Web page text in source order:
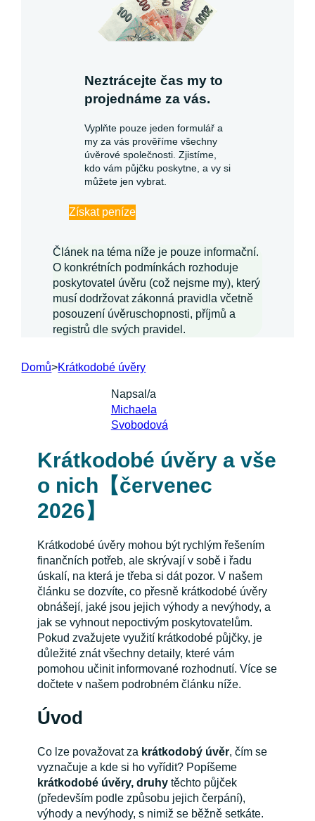
Neztrácejte čas my to
projednáme za vás.
Vyplňte pouze jeden formulář a
my za vás prověříme všechny
úvěrové společnosti. Zjistíme,
kdo vám půjčku poskytne, a vy si
můžete jen vybrat.
Získat peníze
Článek na téma níže je pouze informační.
O konkrétních podmínkách rozhoduje
poskytovatel úvěru (což nejsme my), který
musí dodržovat zákonná pravidla včetně
posouzení úvěruschopnosti, příjmů a
registrů dle svých pravidel.
Domů>Krátkodobé úvěry
Napsal/a
Michaela
Svobodová
Krátkodobé úvěry a vše
o nich【červenec
2026】
Krátkodobé úvěry mohou být rychlým řešením
finančních potřeb, ale skrývají v sobě i řadu
úskalí, na která je třeba si dát pozor. V našem
článku se dozvíte, co přesně krátkodobé úvěry
obnášejí, jaké jsou jejich výhody a nevýhody, a
jak se vyhnout nepoctivým poskytovatelům.
Pokud zvažujete využití krátkodobé půjčky, je
důležité znát všechny detaily, které vám
pomohou učinit informované rozhodnutí. Více se
dočtete v našem podrobném článku níže.
Úvod
Co lze považovat za krátkodobý úvěr, čím se
vyznačuje a kde si ho vyřídit? Popíšeme
krátkodobé úvěry, druhytěchto půjček
(především podle způsobu jejich čerpání),
výhody a nevýhody, s nimiž se běžně setkáte.